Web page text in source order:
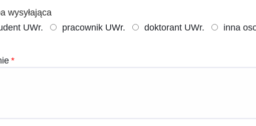
wysyłająca
UWr.
pracownik UWr. doktorant UWr. inna